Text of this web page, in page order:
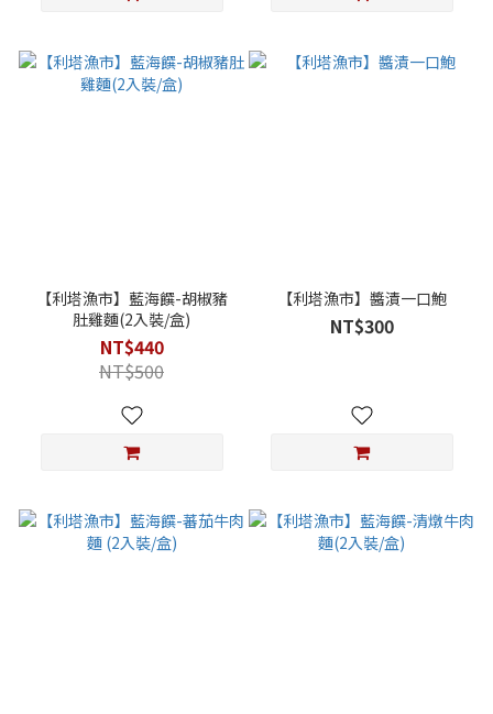
【利塔漁市】藍海饌-胡椒豬
肚雞麵(2入裝/盒)
NT$440
NT$500
【利塔漁市】醬漬一口鮑
NT$300